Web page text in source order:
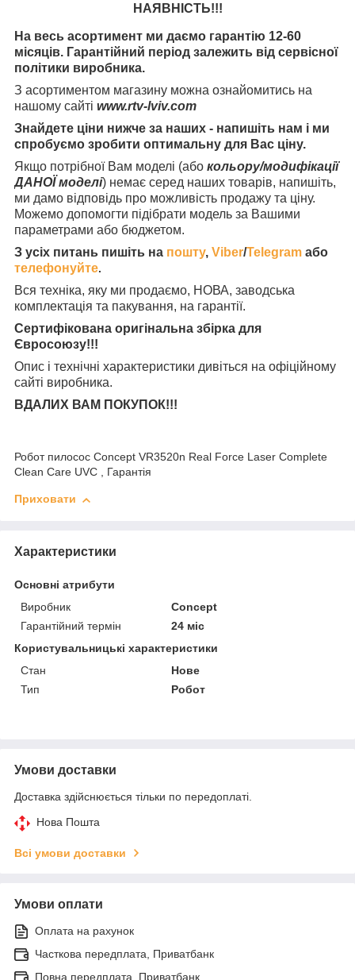
НАЯВНІСТЬ!!!
На весь асортимент ми даємо гарантію 12-60
місяців. Гарантійний період залежить від сервісної
політики виробника.
З асортиментом магазину можна ознайомитись на
нашому сайті www.rtv-lviv.com
Знайдете ціни нижче за наших - напишіть нам і ми
спробуємо зробити оптимальну для Вас ціну.
Якщо потрібної Вам моделі (або кольору/модифікації
ДАНОЇ моделі) немає серед наших товарів, напишіть,
ми дамо відповідь про можливість продажу та ціну.
Можемо допомогти підібрати модель за Вашими
параметрами або бюджетом.
З усіх питань пишіть на пошту, Viber/Telegram або
телефонуйте.
Вся техніка, яку ми продаємо, НОВА, заводська
комплектація та пакування, на гарантії.
Сертифікована оригінальна збірка для
Євросоюзу!!!
Опис і технічні характеристики дивіться на офіційному
сайті виробника.
ВДАЛИХ ВАМ ПОКУПОК!!!
Робот пилосос Concept VR3520n Real Force Laser Complete
Clean Care UVC , Гарантія
Приховати
Характеристики
Основні атрибути
Виробник
Concept
Гарантійний термін
24 міс
Користувальницькі характеристики
Стан
Нове
Тип
Робот
Умови доставки
Доставка здійснюється тільки по передоплаті.
Нова Пошта
Всі умови доставки
Умови оплати
Оплата на рахунок
Часткова передплата, Приватбанк
Повна передплата, Приватбанк